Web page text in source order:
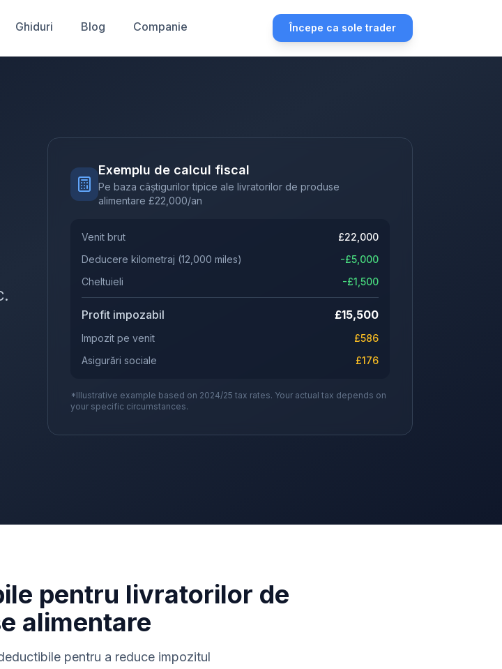
Ghiduri Blog Companie Începe ca sole trader
Exemplu de calcul fiscal
Pe baza câștigurilor tipice ale livratorilor de produse
alimentare £22,000/an
Venit brut £22,000
Deducere kilometraj (12,000 miles) -£5,000
Cheltuieli
-£1,500
Profit impozabil £15,500
Impozit pe venit £586
Asigurări sociale
£176
*Illustrative example based on 2024/25 tax rates. Your actual tax depends on
your specific circumstances.
pentru livratorilor de
alimentare
pentru a reduce impozitul